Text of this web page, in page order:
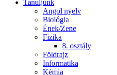
Tanuljunk
Angol nyelv
Biológia
Ének/Zene
Fizika
8. osztály
Földrajz
Informatika
Kémia